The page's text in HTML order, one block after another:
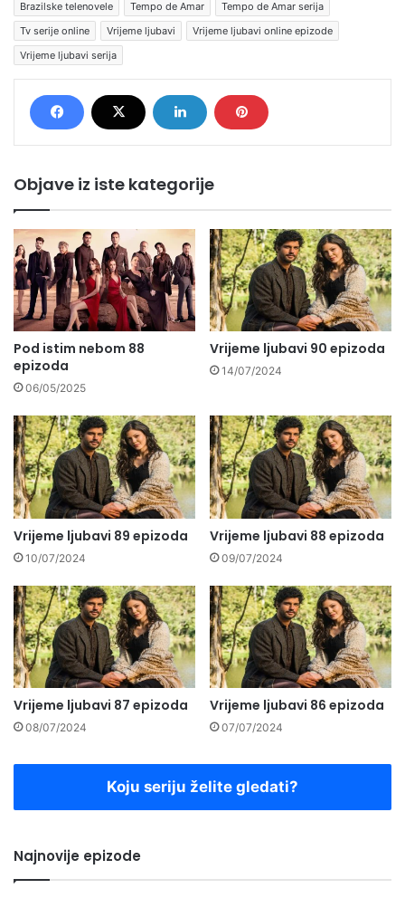
Brazilske telenovele Tempo de Amar
Tempo de Amar serija
Tv serije online
Vrijeme ljubavi
Vrijeme ljubavi online epizode
Vrijeme ljubavi serija
Objave iz iste kategorije
Pod istim nebom 88
epizoda
06/05/2025
Vrijeme ljubavi 90 epizoda
14/07/2024
Vrijeme ljubavi 89 epizoda
10/07/2024
Vrijeme ljubavi 88 epizoda
09/07/2024
Vrijeme ljubavi 87 epizoda
08/07/2024
Vrijeme ljubavi 86 epizoda
07/07/2024
Koju seriju želite gledati?
Najnovije epizode